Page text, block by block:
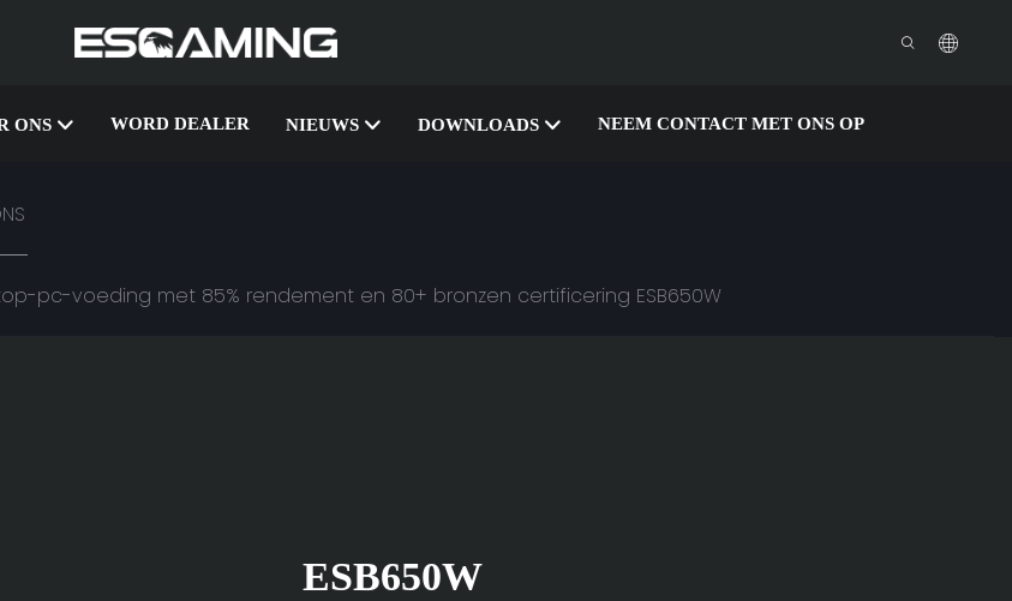
ONS WORD DEALER NIEUWS DOWNLOADS NEEM CONTACT MET ONS OP
pc-voeding met 85% rendement en 80+ bronzen certificering ESB650W
ESB650W